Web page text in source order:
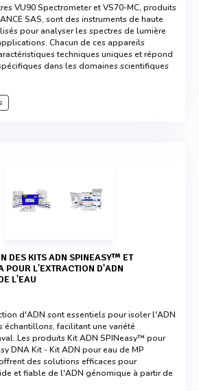
VU90 Spectrometer et VS70-MC, produits
SAS, sont des instruments de haute
pour analyser les spectres de lumière
Chacun de ces appareils
techniques uniques et répond
dans les domaines scientifiques
POUR L'EXTRACTION D'ADN
L'EAU
d'ADN sont essentiels pour isoler l'ADN
échantillons, facilitant une variété
Les produits Kit ADN SPINeasy™ pour
DNA Kit - Kit ADN pour eau de MP
des solutions efficaces pour
et fiable de l'ADN génomique à partir de